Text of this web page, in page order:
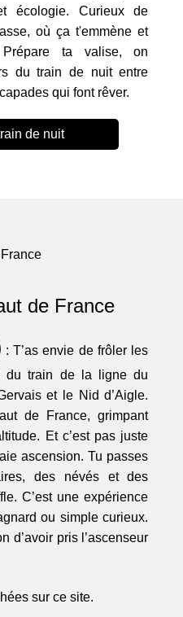
écologie. Curieux de
où ça t'emmène et
ta valise, on
du train de nuit entre
qui font rêver.
de nuit
de France
: T’as envie de frôler les
du train de la ligne du
et le Nid d’Aigle.
de France, grimpant
Et c’est pas juste
ascension. Tu passes
des névés et des
C’est une expérience
ou simple curieux.
d’avoir pris l’ascenseur
sur ce site.